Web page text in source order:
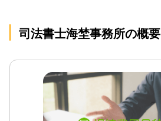
司法書士海埜事務所の概要